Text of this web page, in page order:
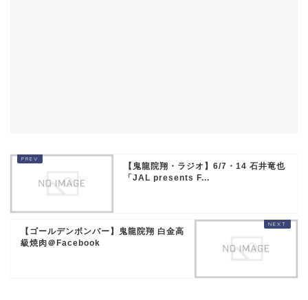
【鬼龍院翔・ラジオ】6/7・14 石井竜也
「JAL presents F...
【ゴールデンボンバー】鬼龍院翔 白金高
級焼肉＠Facebook